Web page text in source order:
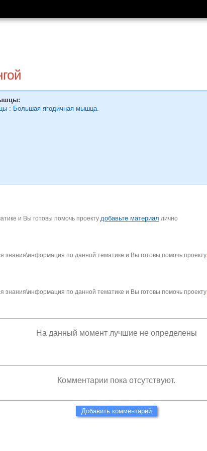
: Большая ягодичная мышца.
и Вы готовы помочь проекту добавьте материал лично
знания\информация по данной тематике и Вы готовы помочь проекту
знания\информация по данной тематике и Вы готовы помочь проекту
На данный момент лучшие не определены
Комментарии пока отсутствуют.
Добавить комментарий